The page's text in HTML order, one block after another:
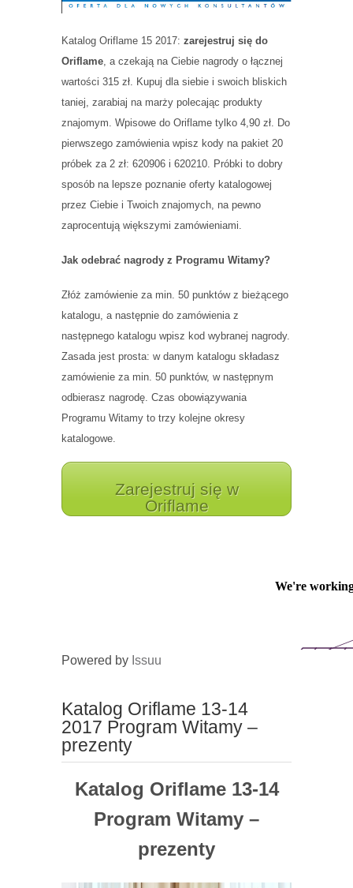
Katalog Oriflame 15 2017: zarejestruj się do
Oriflame , a czekają na Ciebie nagrody o łącznej
wartości 315 zł. Kupuj dla siebie i swoich bliskich
taniej, zarabiaj na marży polecając produkty
znajomym. Wpisowe do Oriflame tylko 4,90 zł. Do
pierwszego zamówienia wpisz kody na pakiet 20
próbek za 2 zł: 620906 i 620210. Próbki to dobry
sposób na lepsze poznanie oferty katalogowej
przez Ciebie i Twoich znajomych, na pewno
zaprocentują większymi zamówieniami.
Jak odebrać nagrody z Programu Witamy?
Złóż zamówienie za min. 50 punktów z bieżącego
katalogu, a następnie do zamówienia z
następnego katalogu wpisz kod wybranej nagrody.
Zasada jest prosta: w danym katalogu składasz
zamówienie za min. 50 punktów, w następnym
odbierasz nagrodę. Czas obowiązywania
Programu Witamy to trzy kolejne okresy
katalogowe.
Zarejestruj się w
Oriflame
Powered by Issuu
Katalog Oriflame 13-14
2017 Program Witamy –
prezenty
Katalog Oriflame 13-14
Program Witamy –
prezenty